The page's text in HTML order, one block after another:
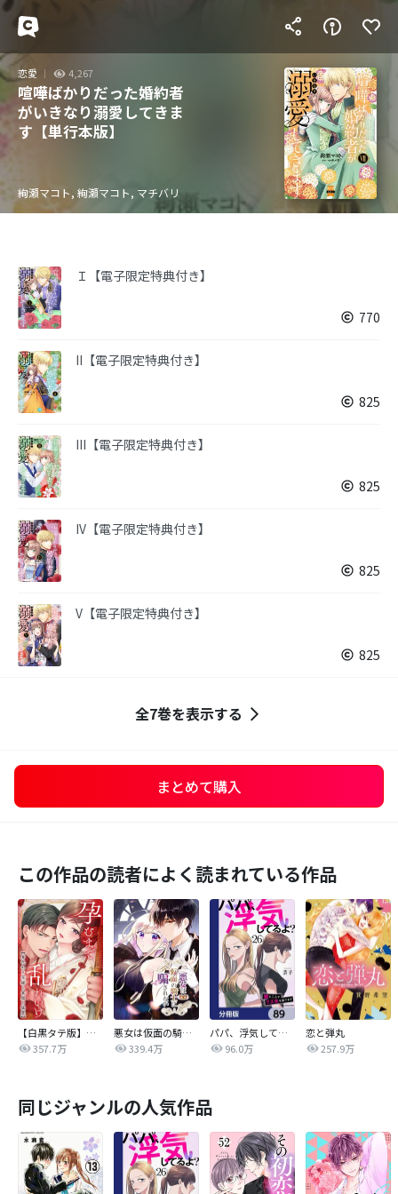
恋愛 4,267
喧嘩ばかりだった婚約者
がいきなり溺愛してきま
す【単行本版】
絢瀬マコト, 絢瀬マコト, マチバリ
Ｉ【電子限定特典付き】
770
II【電子限定特典付き】
825
III【電子限定特典付き】
825
IV【電子限定特典付き】
825
V【電子限定特典付き】
825
全7巻を表示する
まとめて購入
この作品の読者によく読まれている作品
【白黒タテ版】孕むまで乱れいけ～身代わり花嫁と軍服の猛愛
357.7万
悪女は仮面の騎士に騙されない
339.4万
パパ、浮気してるよ？娘と二人でクズ夫を捨てます【分冊版】
96.0万
恋と弾丸
257.9万
同じジャンルの人気作品